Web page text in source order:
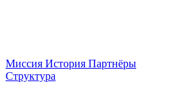
Миссия История Партнёры
Структура